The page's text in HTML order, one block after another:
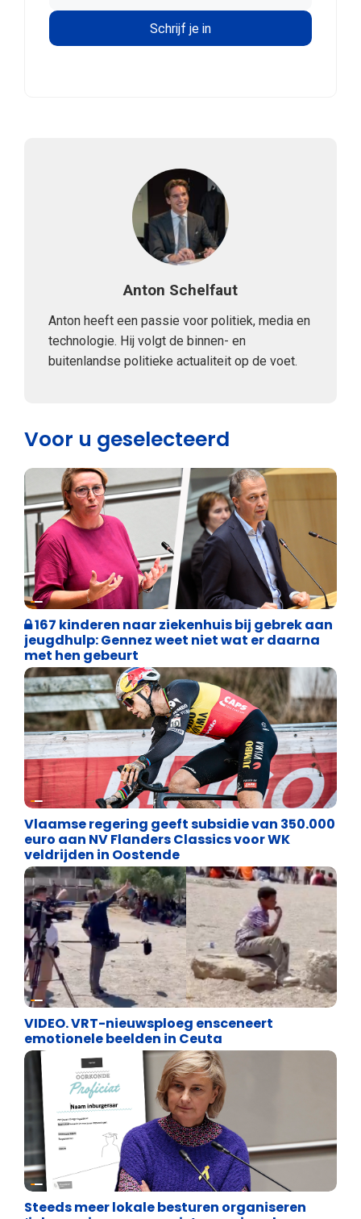
Anton Schelfaut
Anton heeft een passie voor politiek, media en
technologie. Hij volgt de binnen- en
buitenlandse politieke actualiteit op de voet.
Voor u geselecteerd
Binnenland politiek
167 kinderen naar ziekenhuis bij gebrek aan
jeugdhulp: Gennez weet niet wat er daarna
met hen gebeurt
Binnenland politiek
Vlaamse regering geeft subsidie van 350.000
euro aan NV Flanders Classics voor WK
veldrijden in Oostende
Cultuuroorlog
VIDEO. VRT-nieuwsploeg ensceneert
emotionele beelden in Ceuta
Binnenland politiek
Steeds meer lokale besturen organiseren